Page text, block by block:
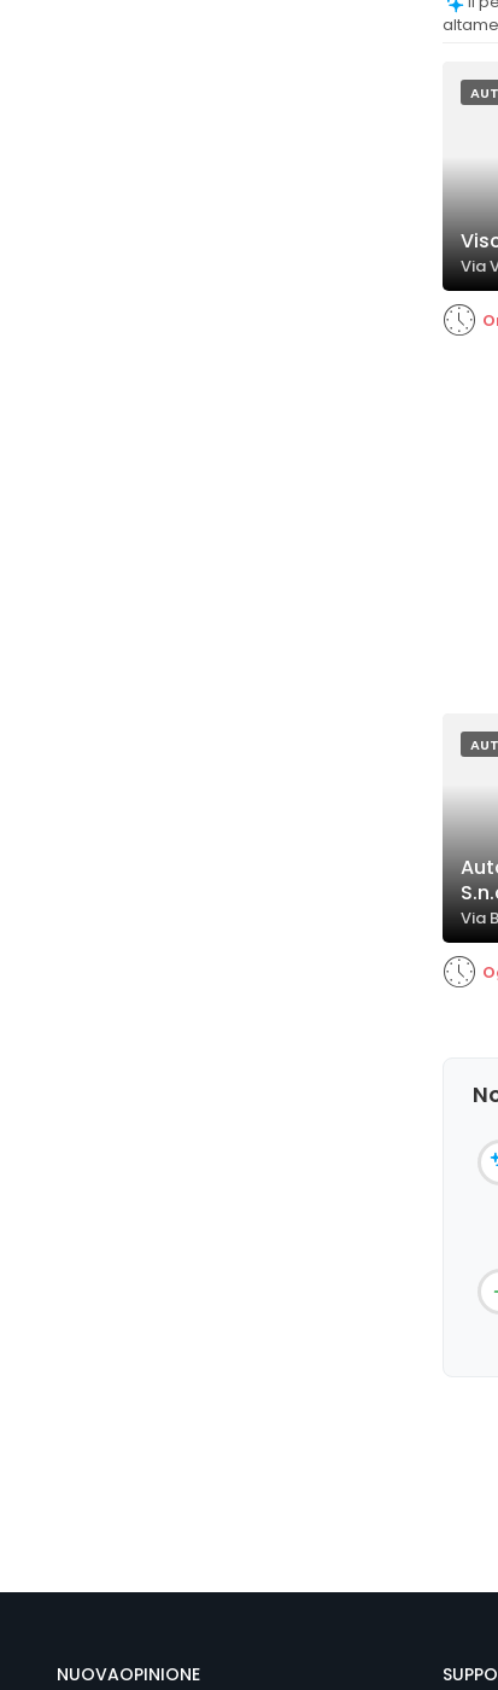
Via
Via
NUOVAOPINIONE